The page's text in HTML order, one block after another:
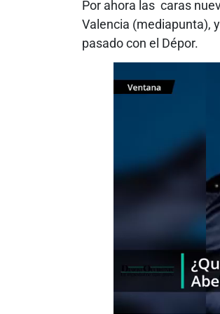
Por ahora las caras
Valencia (mediapunta),
pasado con el Dépor.